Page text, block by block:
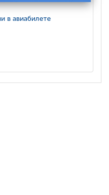
в авиабилете